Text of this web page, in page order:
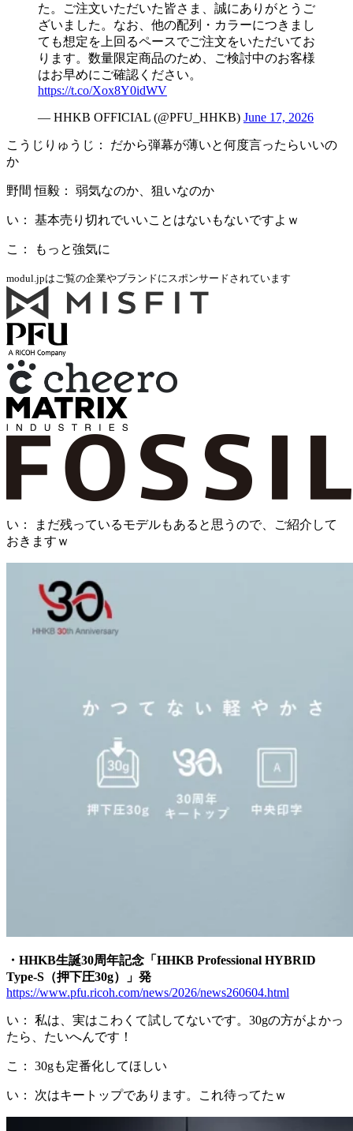
た。ご注文いただいた皆さま、誠にありがとうご
ざいました。なお、他の配列・カラーにつきまし
ても想定を上回るペースでご注文をいただいてお
ります。数量限定商品のため、ご検討中のお客様
はお早めにご確認ください。
https://t.co/Xox8Y0idWV
— HHKB OFFICIAL (@PFU_HHKB) June 17, 2026
こうじりゅうじ： だから弾幕が薄いと何度言ったらいいの
か
野間 恒毅： 弱気なのか、狙いなのか
い： 基本売り切れでいいことはないもないですよｗ
こ： もっと強気に
modul.jpはご覧の企業やブランドにスポンサードされています
い： まだ残っているモデルもあると思うので、ご紹介して
おきますｗ
・HHKB生誕30周年記念「HHKB Professional HYBRID
Type-S（押下圧30g）」発
https://www.pfu.ricoh.com/news/2026/news260604.html
い： 私は、実はこわくて試してないです。30gの方がよかっ
たら、たいへんです！
こ： 30gも定番化してほしい
い： 次はキートップであります。これ待ってたｗ